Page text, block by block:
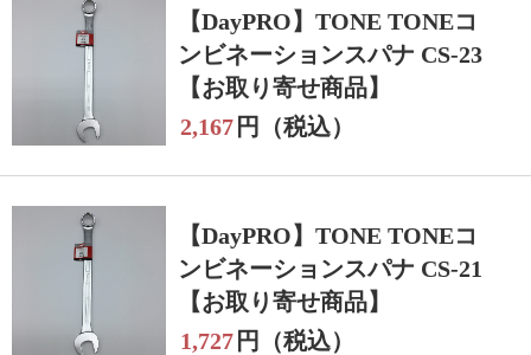
【DayPRO】TONE TONEコ
ンビネーションスパナ CS-23
【お取り寄せ商品】
2,167 円（税込）
【DayPRO】TONE TONEコ
ンビネーションスパナ CS-21
【お取り寄せ商品】
1,727 円（税込）